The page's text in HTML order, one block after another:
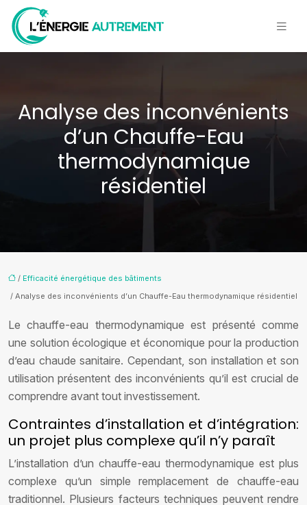
Analyse des inconvénients
d’un Chauffe-Eau
thermodynamique
résidentiel
/ Efficacité énergétique des bâtiments
/ Analyse des inconvénients d’un Chauffe-Eau thermodynamique résidentiel
Le chauffe-eau thermodynamique est présenté comme
une solution écologique et économique pour la production
d’eau chaude sanitaire. Cependant, son installation et son
utilisation présentent des inconvénients qu’il est crucial de
comprendre avant tout investissement.
Contraintes d’installation et d’intégration:
un projet plus complexe qu’il n’y paraît
L’installation d’un chauffe-eau thermodynamique est plus
complexe qu’un simple remplacement de chauffe-eau
traditionnel. Plusieurs facteurs techniques peuvent rendre